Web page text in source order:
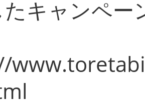
たキャンペー